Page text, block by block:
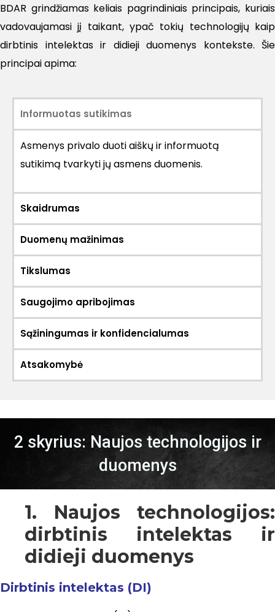
BDAR grindžiamas keliais pagrindiniais principais, kuriais
vadovaujamasi jį taikant, ypač tokių technologijų kaip
dirbtinis intelektas ir didieji duomenys kontekste. Šie
principai apima:
Informuotas sutikimas
Asmenys privalo duoti aiškų ir informuotą
sutikimą tvarkyti jų asmens duomenis.
Skaidrumas
Duomenų mažinimas
Tikslumas
Saugojimo apribojimas
Sąžiningumas ir konfidencialumas
Atsakomybė
2 skyrius: Naujos technologijos ir
duomenys
1. Naujos technologijos:
dirbtinis intelektas ir
didieji duomenys
Dirbtinis intelektas (DI)